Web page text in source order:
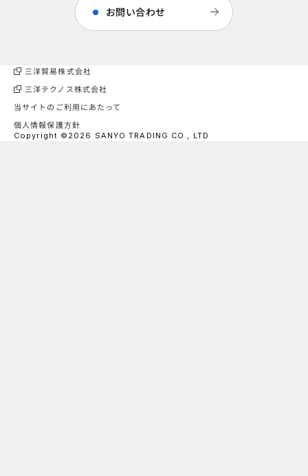
お問い合わせ
三洋貿易株式会社
三洋テクノス株式会社
当サイトのご利用にあたって
個人情報保護方針
Copyright ©2026 SANYO TRADING CO., LTD